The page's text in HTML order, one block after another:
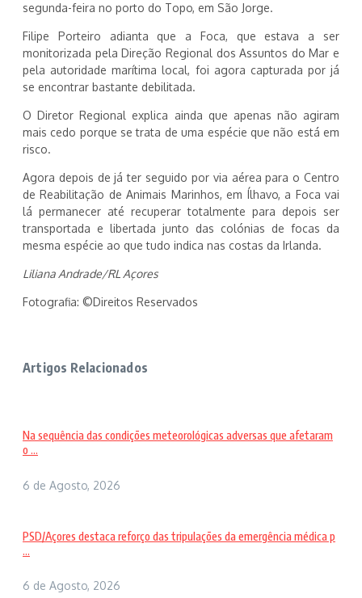
segunda-feira no porto do Topo, em São Jorge.
Filipe Porteiro adianta que a Foca, que estava a ser
monitorizada pela Direção Regional dos Assuntos do Mar e
pela autoridade marítima local, foi agora capturada por já
se encontrar bastante debilitada.
O Diretor Regional explica ainda que apenas não agiram
mais cedo porque se trata de uma espécie que não está em
risco.
Agora depois de já ter seguido por via aérea para o Centro
de Reabilitação de Animais Marinhos, em Ílhavo, a Foca vai
lá permanecer até recuperar totalmente para depois ser
transportada e libertada junto das colónias de focas da
mesma espécie ao que tudo indica nas costas da Irlanda.
Liliana Andrade/RL Açores
Fotografia: ©Direitos Reservados
Artigos Relacionados
Na sequência das condições meteorológicas adversas que afetaram
o ...
6 de Agosto, 2026
PSD/Açores destaca reforço das tripulações da emergência médica p
...
6 de Agosto, 2026